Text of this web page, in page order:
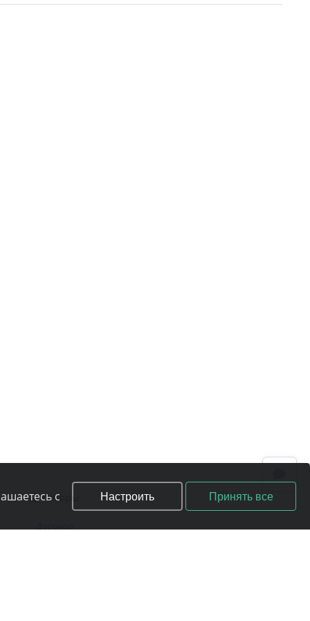
с
Настроить Принять все
Договоры